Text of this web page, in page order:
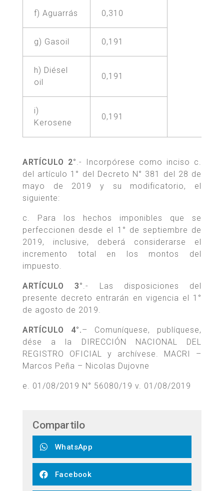
f) Aguarrás 0,310
g) Gasoil 0,191
h) Diésel
oil
0,191
i)
Kerosene
0,191
ARTÍCULO 2°.- Incorpórese como inciso c.
del artículo 1° del Decreto N° 381 del 28 de
mayo de 2019 y su modificatorio, el
siguiente:
c. Para los hechos imponibles que se
perfeccionen desde el 1° de septiembre de
2019, inclusive, deberá considerarse el
incremento total en los montos del
impuesto.
ARTÍCULO 3°.- Las disposiciones del
presente decreto entrarán en vigencia el 1°
de agosto de 2019.
ARTÍCULO 4°.– Comuníquese, publíquese,
dése a la DIRECCIÓN NACIONAL DEL
REGISTRO OFICIAL y archívese. MACRI –
Marcos Peña – Nicolas Dujovne
e. 01/08/2019 N° 56080/19 v. 01/08/2019
Compartilo
WhatsApp
Facebook